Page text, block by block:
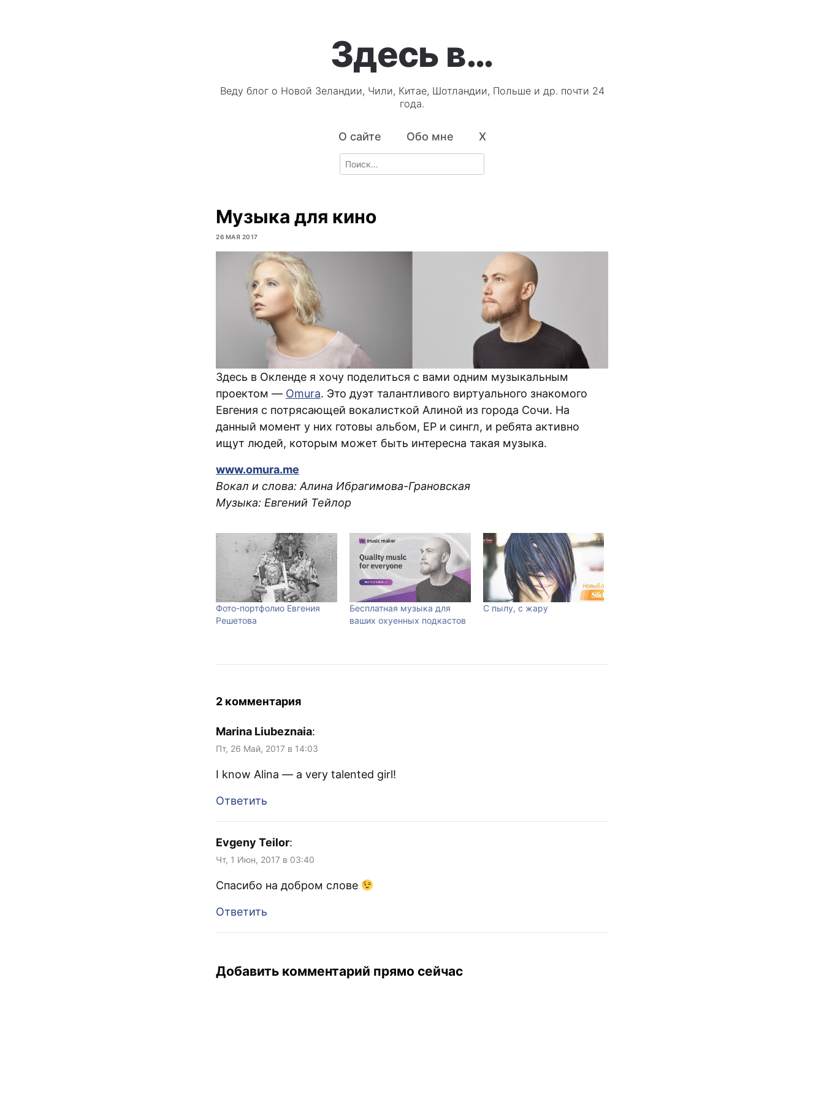
Здесь в…
Веду блог о Новой Зеландии, Чили, Китае, Шотландии, Польше и др. почти 24
года.
О сайте Обо мне X
Search
for:
Музыка для кино
26 МАЯ 2017
Здесь в Окленде я хочу поделиться с вами одним музыкальным
проектом — Omura. Это дуэт талантливого виртуального знакомого
Евгения с потрясающей вокалисткой Алиной из города Сочи. На
данный момент у них готовы альбом, ЕР и сингл, и ребята активно
ищут людей, которым может быть интересна такая музыка.
www.omura.me
Вокал и слова: Алина Ибрагимова-Грановская
Музыка: Евгений Тейлор
Фото-портфолио Евгения
Решетова
Бесплатная музыка для
ваших охуенных подкастов
С пылу, с жару
2 комментария
Marina Liubeznaia:
Пт, 26 Май, 2017 в 14:03
I know Alina — a very talented girl!
Ответить
Evgeny Teilor:
Чт, 1 Июн, 2017 в 03:40
Спасибо на добром слове
Ответить
Добавить комментарий прямо сейчас